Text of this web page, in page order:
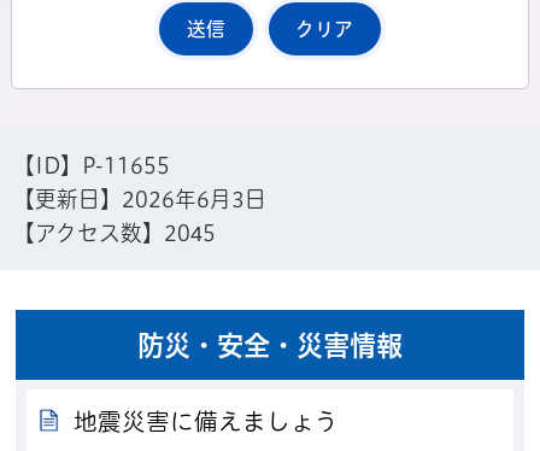
【ID】
P-11655
【更新日】 2026年6月3日
【アクセス数】 2045
防災・安全・災害情報
地震災害に備えましょう